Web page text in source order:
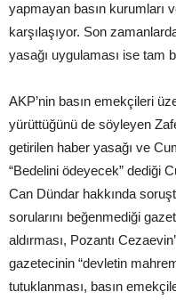
yapmayan basın kurumları
karşılaşıyor. Son
yasağı uygulaması ise tam
AKP’nin basın emekçileri
yürüttüğünü de söyleyen
getirilen haber yasağı ve
“Bedelini ödeyecek” dediği
Can Dündar hakkında
sorularını beğenmediği
aldırması, Pozantı
gazetecinin “devletin
tutuklanması, basın